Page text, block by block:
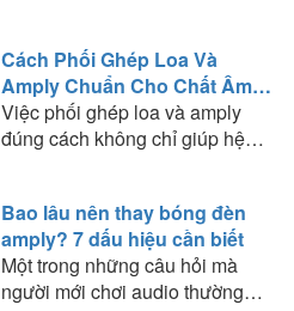
phối ghép và lựa chọn loại bóng
phù hợp với nhu cầu nghe
nhạc.
Cách Phối Ghép Loa Và
Amply Chuẩn Cho Chất Âm
Hay
Việc phối ghép loa và amply
đúng cách không chỉ giúp hệ
thanh mà bạn trải nghiệm. Trong
bài viết này, HD Audio sẽ chia
sẻ những nguyên tắc quan trọng
và kinh nghiệm thực tế giúp bạn
Bao lâu nên thay bóng đèn
amply? 7 dấu hiệu cần biết
Một trong những câu hỏi mà
người mới chơi audio thường